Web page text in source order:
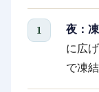
夜：凍
に広
で凍